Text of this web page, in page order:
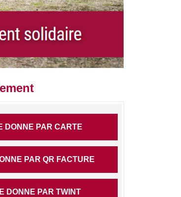
DONNE PAR CARTE
PAR QR FACTURE
DONNE PAR TWINT